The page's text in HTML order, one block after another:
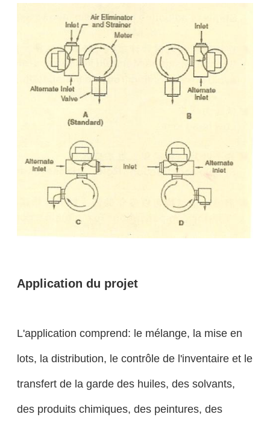
Application du projet
L'application comprend: le mélange, la mise en
lots, la distribution, le contrôle de l'inventaire et le
transfert de la garde des huiles, des solvants,
des produits chimiques, des peintures, des